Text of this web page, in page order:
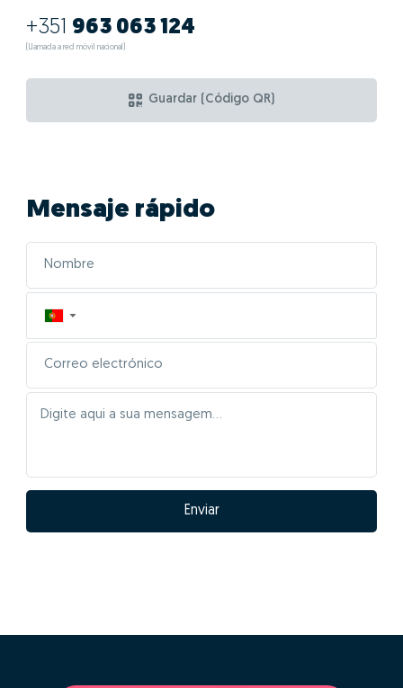
+351 963 063 124
(Llamada a red móvil nacional)
Guardar (Código QR)
Mensaje rápido
▼
Enviar